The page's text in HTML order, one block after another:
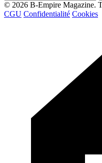
© 2026 B-Empire Magazine.
CGU Confidentialité Cookies